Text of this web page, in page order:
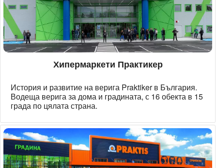
Хипермаркети Практикер
История и развитие на верига Praktiker в България.
Водеща верига за дома и градината, с 16 обекта в 15
града по цялата страна.